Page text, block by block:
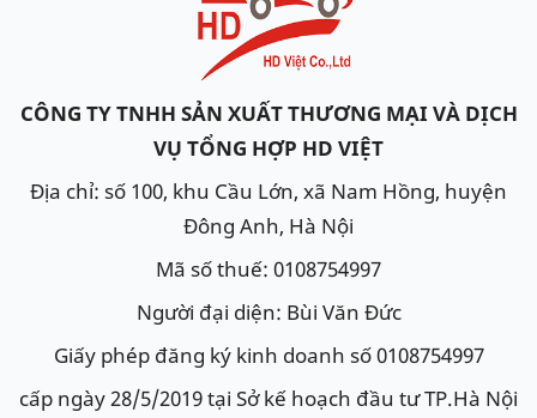
CÔNG TY TNHH SẢN XUẤT THƯƠNG MẠI VÀ DỊCH
VỤ TỔNG HỢP HD VIỆT
Địa chỉ: số 100, khu Cầu Lớn, xã Nam Hồng, huyện
Đông Anh, Hà Nội
Mã số thuế: 0108754997
Người đại diện: Bùi Văn Đức
Giấy phép đăng ký kinh doanh số 0108754997
cấp ngày 28/5/2019 tại Sở kế hoạch đầu tư TP.Hà Nội